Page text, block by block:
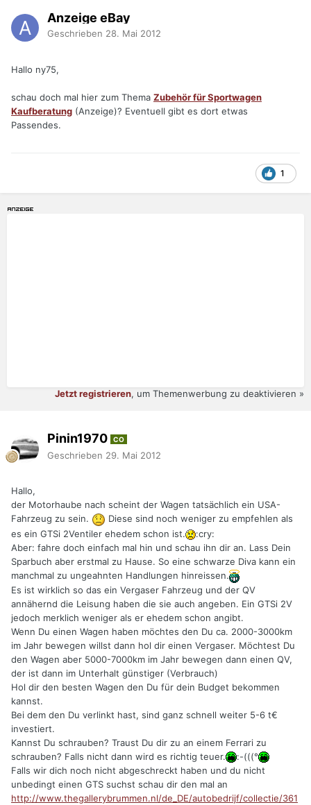
Anzeige eBay
Geschrieben 28. Mai 2012
Hallo ny75,
schau doch mal hier zum Thema Zubehör für Sportwagen
Kaufberatung (Anzeige)? Eventuell gibt es dort etwas
Passendes.
1
Jetzt registrieren, um Themenwerbung zu deaktivieren »
Pinin1970 CO
Geschrieben 29. Mai 2012
Hallo,
der Motorhaube nach scheint der Wagen tatsächlich ein USA-
Fahrzeug zu sein.
Diese sind noch weniger zu empfehlen als
es ein GTSi 2Ventiler ehedem schon ist.
:cry:
Aber: fahre doch einfach mal hin und schau ihn dir an. Lass Dein
Sparbuch aber erstmal zu Hause. So eine schwarze Diva kann ein
manchmal zu ungeahnten Handlungen hinreissen.
Es ist wirklich so das ein Vergaser Fahrzeug und der QV
annähernd die Leisung haben die sie auch angeben. Ein GTSi 2V
jedoch merklich weniger als er ehedem schon angibt.
Wenn Du einen Wagen haben möchtes den Du ca. 2000-3000km
im Jahr bewegen willst dann hol dir einen Vergaser. Möchtest Du
den Wagen aber 5000-7000km im Jahr bewegen dann einen QV,
der ist dann im Unterhalt günstiger (Verbrauch)
Hol dir den besten Wagen den Du für dein Budget bekommen
kannst.
Bei dem den Du verlinkt hast, sind ganz schnell weiter 5-6 t€
investiert.
Kannst Du schrauben? Traust Du dir zu an einem Ferrari zu
schrauben? Falls nicht dann wird es richtig teuer.
:-(((°
Falls wir dich noch nicht abgeschreckt haben und du nicht
unbedingt einen GTS suchst schau dir den mal an
http://www.thegallerybrummen.nl/de_DE/autobedrijf/collectie/361